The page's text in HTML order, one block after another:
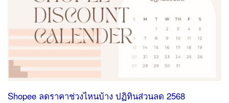
Shopee ลดราคาช่วงไหนบ้าง ปฏิทินส่วนลด 2568